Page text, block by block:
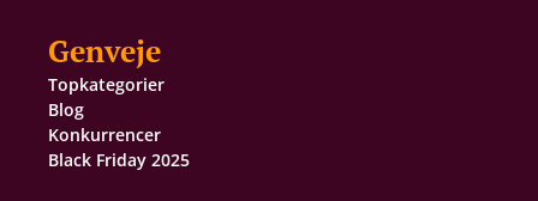
Genveje
Topkategorier
Blog
Konkurrencer
Black Friday 2025